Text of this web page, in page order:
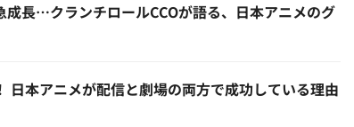
成長…クランチロールCCOが語る、日本アニメのグ
日本アニメが配信と劇場の両方で成功している理由